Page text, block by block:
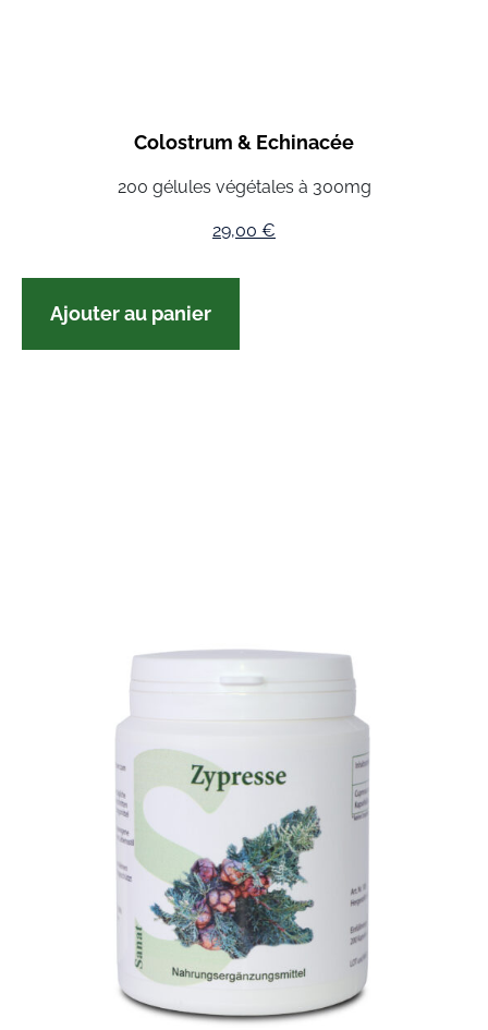
Colostrum & Echinacée
200 gélules végétales à 300mg
29,00 €
Ajouter au panier